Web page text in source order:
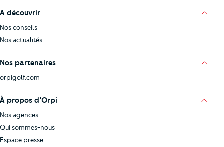
A découvrir
Nos conseils
Nos actualités
Nos partenaires
orpigolf.com
À propos d’Orpi
Nos agences
Qui sommes-nous
Espace presse